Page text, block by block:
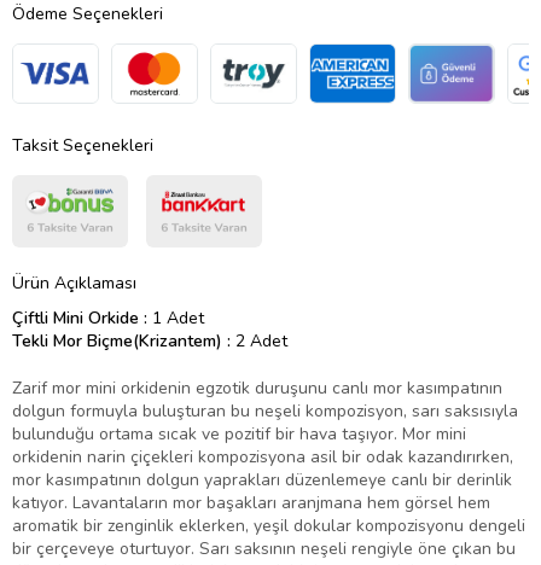
Ödeme Seçenekleri
Taksit Seçenekleri
Ürün Açıklaması
Çiftli Mini Orkide : 1 Adet
Tekli Mor Biçme(Krizantem) : 2 Adet
Zarif mor mini orkidenin egzotik duruşunu canlı mor kasımpatının
dolgun formuyla buluşturan bu neşeli kompozisyon, sarı saksısıyla
bulunduğu ortama sıcak ve pozitif bir hava taşıyor. Mor mini
orkidenin narin çiçekleri kompozisyona asil bir odak kazandırırken,
mor kasımpatının dolgun yaprakları düzenlemeye canlı bir derinlik
katıyor. Lavantaların mor başakları aranjmana hem görsel hem
aromatik bir zenginlik eklerken, yeşil dokular kompozisyonu dengeli
bir çerçeveye oturtuyor. Sarı saksının neşeli rengiyle öne çıkan bu